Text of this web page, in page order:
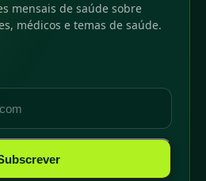
mensais de saúde sobre
médicos e temas de saúde.